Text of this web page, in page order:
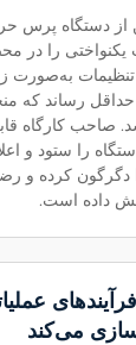
دستگاه پرس
یکنواختی را
تنظیمات به‌صورت
صاحب کارگاه
را ستود و
دگرگون کرده و
داده است.
می‌کند